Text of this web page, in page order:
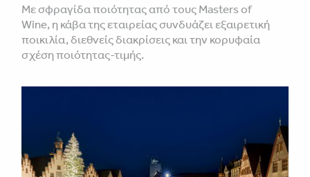
Με σφραγίδα ποιότητας από τους Masters of
Wine, η κάβα της εταιρείας συνδυάζει εξαιρετική
ποικιλία, διεθνείς διακρίσεις και την κορυφαία
σχέση ποιότητας-τιμής.